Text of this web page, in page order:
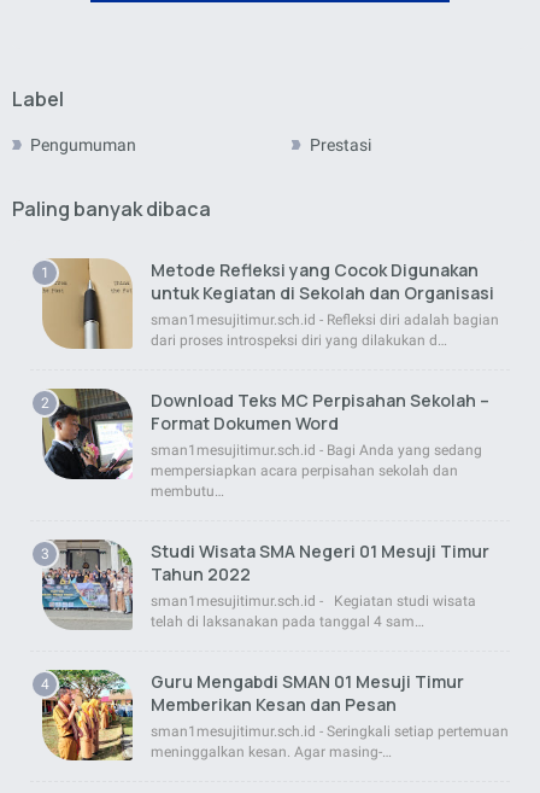
Label
Pengumuman Prestasi
Paling banyak dibaca
Metode Refleksi yang Cocok Digunakan
untuk Kegiatan di Sekolah dan Organisasi
sman1mesujitimur.sch.id - Refleksi diri adalah bagian
dari proses introspeksi diri yang dilakukan d…
Download Teks MC Perpisahan Sekolah –
Format Dokumen Word
sman1mesujitimur.sch.id - Bagi Anda yang sedang
mempersiapkan acara perpisahan sekolah dan
membutu…
Studi Wisata SMA Negeri 01 Mesuji Timur
Tahun 2022
sman1mesujitimur.sch.id - Kegiatan studi wisata
telah di laksanakan pada tanggal 4 sam…
Guru Mengabdi SMAN 01 Mesuji Timur
Memberikan Kesan dan Pesan
sman1mesujitimur.sch.id - Seringkali setiap pertemuan
meninggalkan kesan. Agar masing-…